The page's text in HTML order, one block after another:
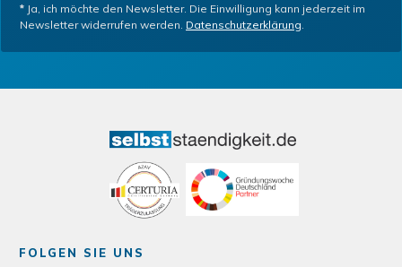
* Ja, ich möchte den Newsletter. Die Einwilligung kann jederzeit im
Newsletter widerrufen werden. Datenschutzerklärung
FOLGEN SIE UNS